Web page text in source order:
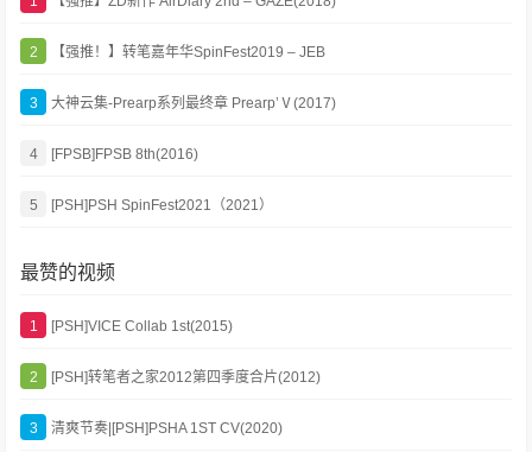
2 【强推！】转笔嘉年华SpinFest2019 – JEB
3 大神云集-Prearp系列最终章 Prearp’Ⅴ(2017)
4 [FPSB]FPSB 8th(2016)
5 [PSH]PSH SpinFest2021（2021）
最赞的视频
1 [PSH]VICE Collab 1st(2015)
2 [PSH]转笔者之家2012第四季度合片(2012)
3 清爽节奏|[PSH]PSHA 1ST CV(2020)